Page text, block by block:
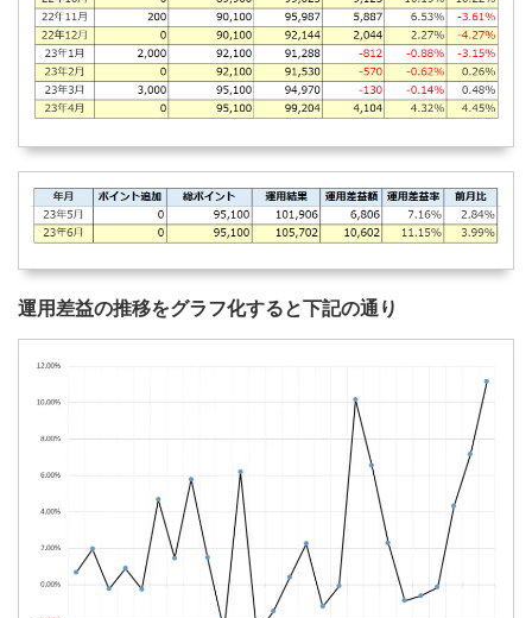
運用差益の推移をグラフ化すると下記の通り